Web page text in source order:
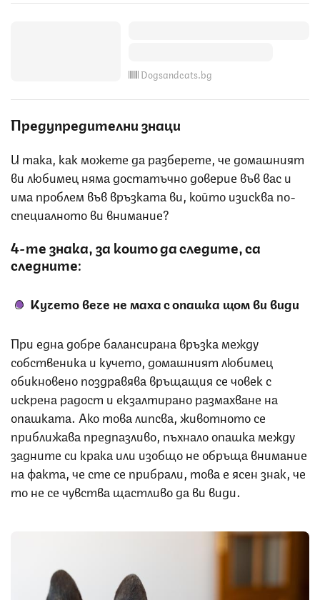
Dogsandcats.bg
Предупредителни знаци
И така, как можете да разберете, че домашният
ви любимец няма достатъчно доверие във вас и
има проблем във връзката ви, който изисква по-
специалното ви внимание?
4-те знака, за които да следите, са
следните:
Кучето вече не маха с опашка щом ви види
При една добре балансирана връзка между
собственика и кучето, домашният любимец
обикновено поздравява връщащия се човек с
искрена радост и екзалтирано размахване на
опашката. Ако това липсва, животното се
приближава предпазливо, пъхнало опашка между
задните си крака или изобщо не обръща внимание
на факта, че сте се прибрали, това е ясен знак, че
то не се чувства щастливо да ви види.